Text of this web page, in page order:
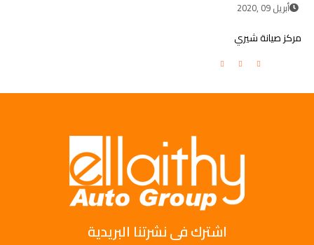
أبريل 09 ,2020
مركز صيانة شيري
اشترك فى نشرتنا البريدية